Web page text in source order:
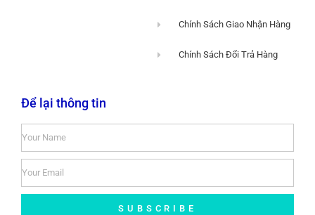
Chính Sách Giao Nhận Hàng
Chính Sách Đổi Trả Hàng
Để lại thông tin
SUBSCRIBE